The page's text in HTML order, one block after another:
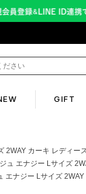
GIFT
レディース
カーキ レディース
カーキ レディース